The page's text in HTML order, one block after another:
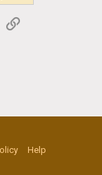
Email
Help